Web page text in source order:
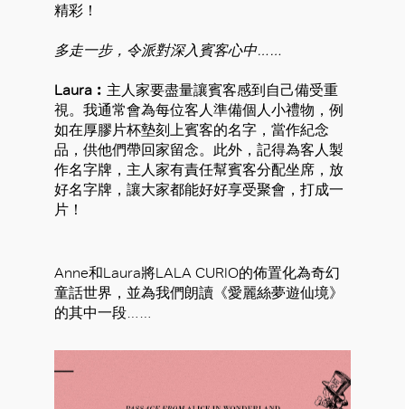
精彩！
多走一步，令派對深入賓客心中……
Laura︰ 主人家要盡量讓賓客感到自己備受重
視。我通常會為每位客人準備個人小禮物，例
如在厚膠片杯墊刻上賓客的名字，當作紀念
品，供他們帶回家留念。此外，記得為客人製
作名字牌，主人家有責任幫賓客分配坐席，放
好名字牌，讓大家都能好好享受聚會，打成一
片！
Anne和Laura將LALA CURIO的佈置化為奇幻
童話世界，並為我們朗讀《愛麗絲夢遊仙境》
的其中一段……